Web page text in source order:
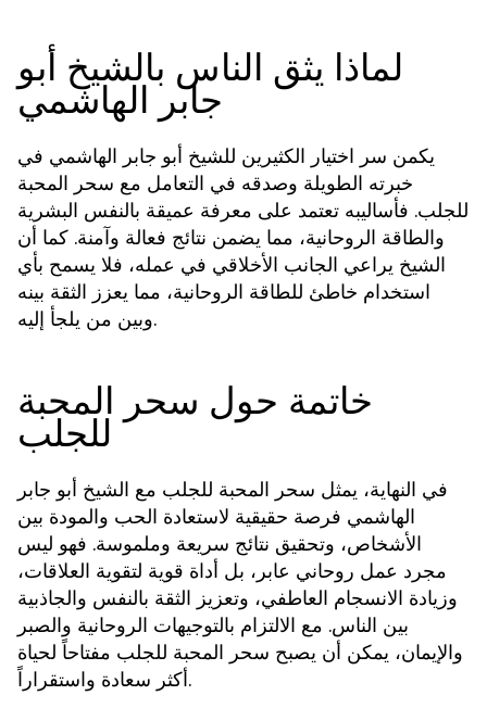
لماذا يثق الناس بالشيخ أبو
جابر الهاشمي
يكمن سر اختيار الكثيرين للشيخ أبو جابر الهاشمي في
خبرته الطويلة وصدقه في التعامل مع سحر المحبة
للجلب. فأساليبه تعتمد على معرفة عميقة بالنفس البشرية
والطاقة الروحانية، مما يضمن نتائج فعالة وآمنة. كما أن
الشيخ يراعي الجانب الأخلاقي في عمله، فلا يسمح بأي
استخدام خاطئ للطاقة الروحانية، مما يعزز الثقة بينه
وبين من يلجأ إليه.
خاتمة حول سحر المحبة
للجلب
في النهاية، يمثل سحر المحبة للجلب مع الشيخ أبو جابر
الهاشمي فرصة حقيقية لاستعادة الحب والمودة بين
الأشخاص، وتحقيق نتائج سريعة وملموسة. فهو ليس
مجرد عمل روحاني عابر، بل أداة قوية لتقوية العلاقات،
وزيادة الانسجام العاطفي، وتعزيز الثقة بالنفس والجاذبية
بين الناس. مع الالتزام بالتوجيهات الروحانية والصبر
والإيمان، يمكن أن يصبح سحر المحبة للجلب مفتاحاً لحياة
أكثر سعادة واستقراراً.